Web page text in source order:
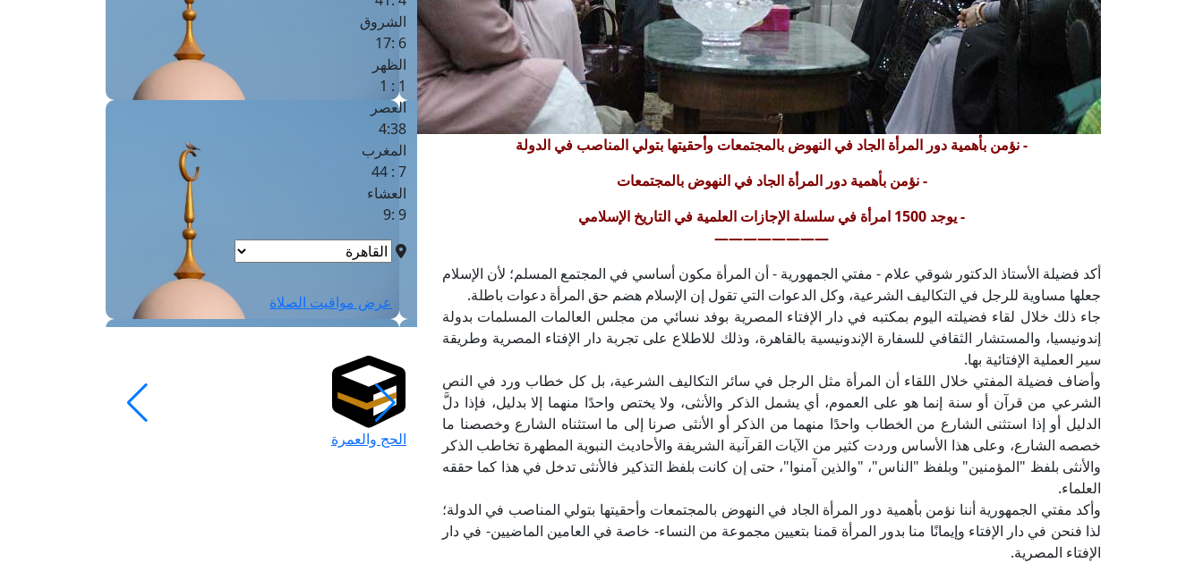
- نؤمن بأهمية دور المرأة الجاد في النهوض بالمجتمعات وأحقيتها بتولي المناصب في الدولة
- نؤمن بأهمية دور المرأة الجاد في النهوض بالمجتمعات
- يوجد 1500 امرأة في سلسلة الإجازات العلمية في التاريخ الإسلامي
————————
أكد فضيلة الأستاذ الدكتور شوقي علام - مفتي الجمهورية - أن المرأة مكون أساسي في المجتمع المسلم؛ لأن الإسلام
جعلها مساوية للرجل في التكاليف الشرعية، وكل الدعوات التي تقول إن الإسلام هضم حق المرأة دعوات باطلة.
جاء ذلك خلال لقاء فضيلته اليوم بمكتبه في دار الإفتاء المصرية بوفد نسائي من مجلس العالمات المسلمات بدولة
إندونيسيا، والمستشار الثقافي للسفارة الإندونيسية بالقاهرة، وذلك للاطلاع على تجربة دار الإفتاء المصرية وطريقة
سير العملية الإفتائية بها.
وأضاف فضيلة المفتي خلال اللقاء أن المرأة مثل الرجل في سائر التكاليف الشرعية، بل كل خطاب ورد في النص
الشرعي من قرآن أو سنة إنما هو على العموم، أي يشمل الذكر والأنثى، ولا يختص واحدًا منهما إلا بدليل، فإذا دلَّ
الدليل أو إذا استثنى الشارع من الخطاب واحدًا منهما من الذكر أو الأنثى صرنا إلى ما استثناه الشارع وخصصنا ما
خصصه الشارع، وعلى هذا الأساس وردت كثير من الآيات القرآنية الشريفة والأحاديث النبوية المطهرة تخاطب الذكر
والأنثى بلفظ "المؤمنين" وبلفظ "الناس"، "والذين آمنوا"، حتى إن كانت بلفظ التذكير فالأنثى تدخل في هذا كما حققه
العلماء.
وأكد مفتي الجمهورية أننا نؤمن بأهمية دور المرأة الجاد في النهوض بالمجتمعات وأحقيتها بتولي المناصب في الدولة؛
لذا فنحن في دار الإفتاء وإيمانًا منا بدور المرأة قمنا بتعيين مجموعة من النساء- خاصة في العامين الماضيين- في دار
الإفتاء المصرية.
الشروق
6 :17
الظهر
1 : 1
العصر
4:38
المغرب
7 : 44
العشاء
9 :9
عرض مواقيت الصلاة
الحج والعمرة